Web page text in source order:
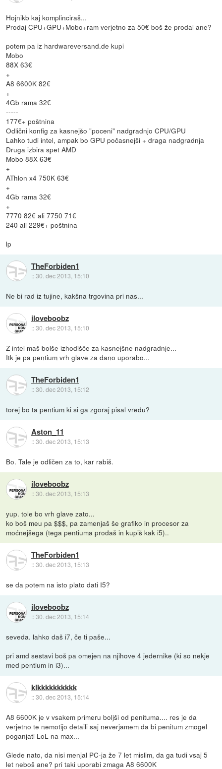
Hojnikb kaj komplinciraš...
Prodaj CPU+GPU+Mobo+ram verjetno za 50€ boš že prodal ane?
potem pa iz hardwareversand.de kupi
Mobo
88X 63€
+
A8 6600K 82€
+
4Gb rama 32€
-----
177€+ poštnina
Odlični konfig za kasnejšo "poceni" nadgradnjo CPU/GPU
Lahko tudi intel, ampak bo GPU počasnejši + draga nadgradnja
Druga izbira spet AMD
Mobo 88X 63€
+
AThlon x4 750K 63€
+
4Gb rama 32€
+
7770 82€ ali 7750 71€
240 ali 229€+ poštnina
lp
TheForbiden1
::30. dec 2013, 15:10
Ne bi rad iz tujine, kakšna trgovina pri nas...
iloveboobz
::30. dec 2013, 15:10
Z intel maš bolše izhodišče za kasnejšne nadgradnje...
Itk je pa pentium vrh glave za dano uporabo...
TheForbiden1
::30. dec 2013, 15:12
torej bo ta pentium ki si ga zgoraj pisal vredu?
Aston_11
::30. dec 2013, 15:13
Bo. Tale je odličen za to, kar rabiš.
iloveboobz
::30. dec 2013, 15:13
yup. tole bo vrh glave zato...
ko boš meu pa $$$, pa zamenjaš še grafiko in procesor za
moćnejšega (tega pentiuma prodaš in kupiš kak i5)..
TheForbiden1
::30. dec 2013, 15:13
se da potem na isto plato dati I5?
iloveboobz
::30. dec 2013, 15:14
seveda. lahko daš i7, če ti paše...
pri amd sestavi boš pa omejen na njihove 4 jedernike (ki so nekje
med pentium in i3)...
klkkkkkkkkkk
::30. dec 2013, 15:14
A8 6600K je v vsakem primeru boljši od penituma.... res je da
verjetno te nemotijo detaili saj neverjamem da bi penitum zmogel
poganjati LoL na max...
Glede nato, da nisi menjal PC-ja že 7 let mislim, da ga tudi vsaj 5
let neboš ane? pri taki uporabi zmaga A8 6600K